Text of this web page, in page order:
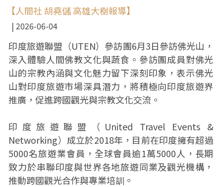
【人間社 胡堯儲 高雄大樹報導】
2026-06-04
印度旅遊聯盟（UTEN）參訪團6月3日參訪佛光山，
深入體驗人間佛教文化與蔬食。參訪團成員對佛光
山的宗教內涵與文化魅力留下深刻印象，表示佛光
山對印度旅遊市場深具潛力，將積極向印度旅遊界
推廣，促進跨國觀光與宗教文化交流。
印度旅遊聯盟（United Travel Events &
Networking）成立於2018年，目前在印度擁有超過
5000名旅遊業會員，全球會員逾1萬5000人，長期
致力於串聯印度與世界各地旅遊同業及觀光機構，
推動跨國觀光合作與專業培訓。